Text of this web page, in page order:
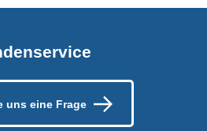
uns eine Frage